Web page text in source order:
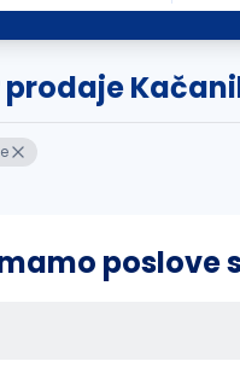
prodaje
poslove